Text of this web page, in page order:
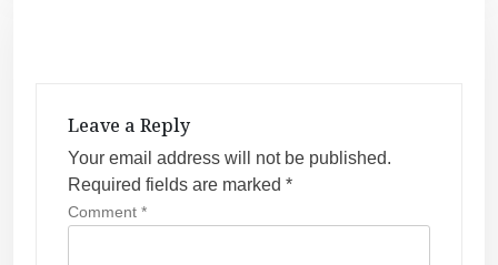
Leave a Reply
Your email address will not be published.
Required fields are marked *
Comment *